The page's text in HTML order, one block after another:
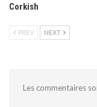
Corkish
PREV NEXT
Les commentaires